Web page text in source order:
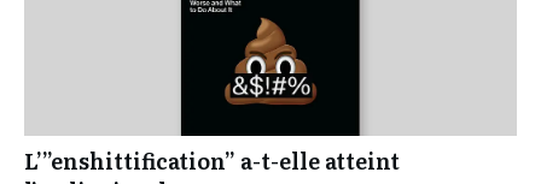
L’”enshittification” a-t-elle atteint